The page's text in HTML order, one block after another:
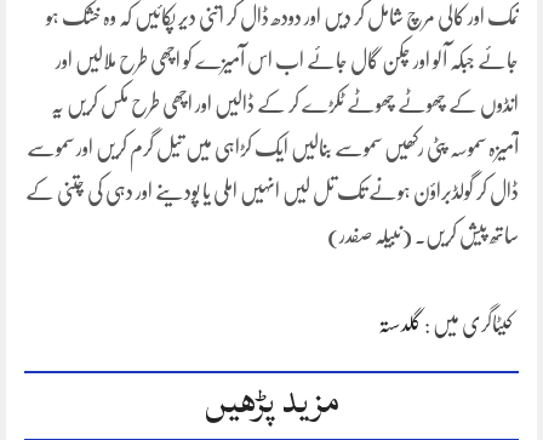
نمک اور کالی مرچ شامل کر دیں اور دودھ ڈال کر اتنی دیر پکائیں کہ وہ خشک ہو
جائے جبکہ آلو اور چکن گال جائے اب اس آمیزے کو اچھی طرح ملالیں اور
انڈوں کے چھوٹے چھوٹے ٹکڑے کر کے ڈالیں اور اچھی طرح مکس کریں یہ
آمیزہ سموسہ پٹی رکھیں سموسے بنالیں ایک کڑاہی میں تیل گرم کریں اور سموسے
ڈال کر گولڈبراؤن ہونے تک تل لیں انہیں املی یا پودینے اور دہی کی چتنی کے
ساتھ پیش کریں۔ (نبیلہ صفدر)
کیٹاگری میں : گلدستہ
مزید پڑھیں